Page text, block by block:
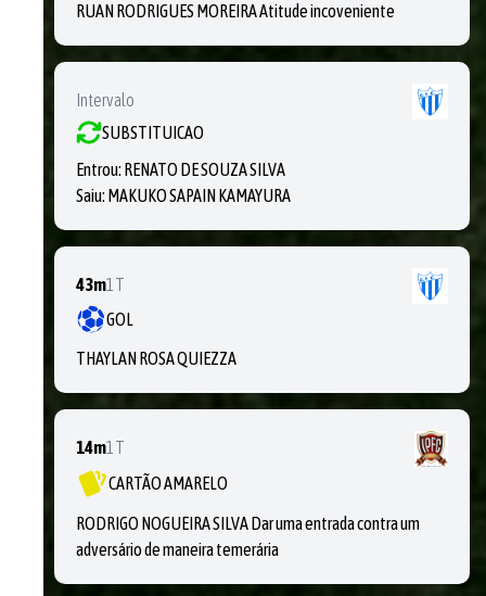
RUAN RODRIGUES MOREIRA Atitude incoveniente
Intervalo
SUBSTITUICAO
Entrou: RENATO DE SOUZA SILVA
Saiu: MAKUKO SAPAIN KAMAYURA
43m1T
GOL
THAYLAN ROSA QUIEZZA
14m1T
CARTÃO AMARELO
RODRIGO NOGUEIRA SILVA Dar uma entrada contra um
adversário de maneira temerária